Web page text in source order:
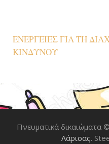
ΕΝΕΡΓΕΙΕΣ ΓΙΑ ΤΗ
ΚΙΝΔΥΝΟΥ
Πνευματικά δικαιώματα
Λάρισας.